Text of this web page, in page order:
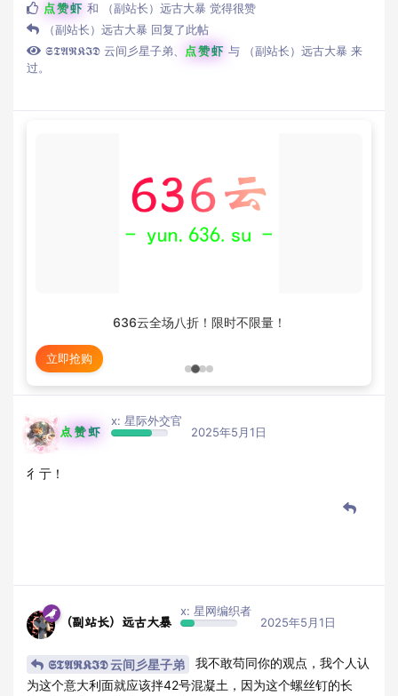
点赞虾 和 （副站长）远古大暴 觉得很赞
（副站长）远古大暴 回复了此帖
𝕾𝕿𝕬𝕽𝕶𝕴𝕯 云间彡星子弟
点赞虾 与 （副站长）远古大暴 来
过。
636云全场八折！限时不限量！
立即抢购
点赞虾
x: 星际外交官
2025年5月1日
彳亍！
（副站长）远古大暴
x: 星网编织者
2025年5月1日
𝕾𝕿𝕬𝕽𝕶𝕴𝕯 云间彡星子弟
我不敢苟同你的观点，我个人认
为这个意大利面就应该拌42号混凝土，因为这个螺丝钉的长